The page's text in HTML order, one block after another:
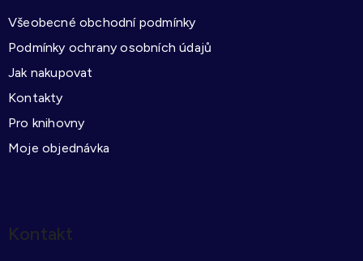
Všeobecné obchodní podmínky
Podmínky ochrany osobních údajů
Jak nakupovat
Kontakty
Pro knihovny
Moje objednávka
Kontakt